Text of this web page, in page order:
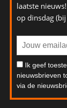
laatste
op dinsdag
Ik geef
nieuwsbrieven
via de